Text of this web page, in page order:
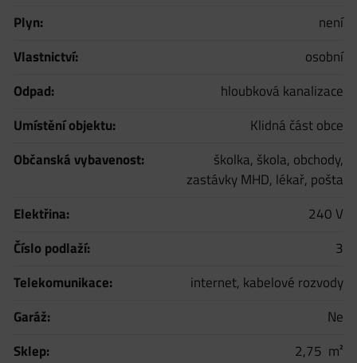
Plyn:
není
Vlastnictví:
osobní
Odpad:
hloubková kanalizace
Umístění objektu:
Klidná část obce
Občanská vybavenost:
školka, škola, obchody,
zastávky MHD, lékař, pošta
Elektřina:
240 V
Číslo podlaží:
3
Telekomunikace:
internet, kabelové rozvody
Garáž:
Ne
Sklep:
2,75